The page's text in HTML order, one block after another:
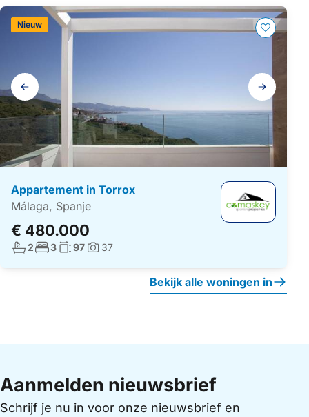
Galerij
navigatie
Appartement in Torrox
Málaga, Spanje
€ 480.000
Nieuw
Aantal badkamers:
2Aantal slaapkamers:
3Woonoppervlakte:
97 Foto's:
37
Bekijk alle woningen in
Aanmelden nieuwsbrief
Schrijf je nu in voor onze nieuwsbrief en